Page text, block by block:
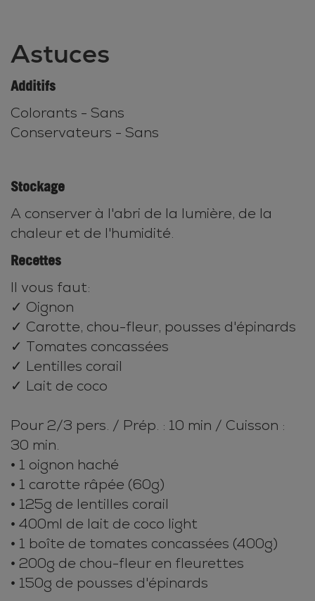
Astuces
Additifs
Colorants - Sans
Conservateurs - Sans
Stockage
A conserver à l'abri de la lumière, de la
chaleur et de l'humidité.
Recettes
Il vous faut:
✓ Oignon
✓ Carotte, chou-fleur, pousses d'épinards
✓ Tomates concassées
✓ Lentilles corail
✓ Lait de coco
Pour 2/3 pers. / Prép. : 10 min / Cuisson :
30 min.
• 1 oignon haché
• 1 carotte râpée (60g)
• 125g de lentilles corail
• 400ml de lait de coco light
• 1 boîte de tomates concassées (400g)
• 200g de chou-fleur en fleurettes
• 150g de pousses d'épinards